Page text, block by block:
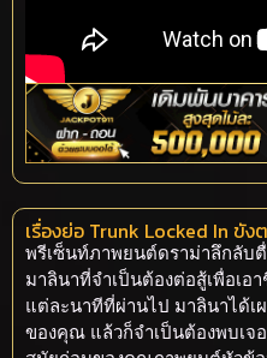
เรื่องย่อ Trunk Locked In ขั
พรีเซ็นท์ภาพยนต์ดราม่าลึกลับตื่
มาลินาที่จำเป็นต้องต่อสู้เพื่อเอ
แต่ละนาทีที่ผ่านไป มาลินาได้เ
ของคุณ แล้วก็จำเป็นต้องพบเจ